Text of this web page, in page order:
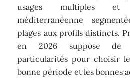
usages multiples
méditerranéenne
plages aux profils distincts.
en 2026 suppose de
particularités pour choisir
bonne période et les bonnes